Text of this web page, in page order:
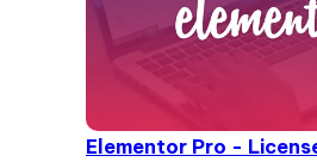
Elementor Pro -